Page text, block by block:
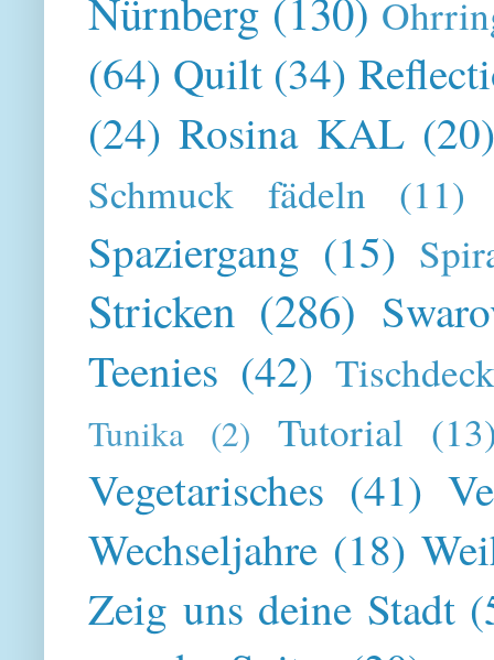
Nürnberg (130)
(64) Quilt (34)
(24) Rosina KAL
Schmuck fädeln (11)
Spaziergang (15)
Stricken (286)
Teenies (42)
Tunika (2) Tutorial
Vegetarisches (41)
Wechseljahre (18)
Zeig uns deine Stadt